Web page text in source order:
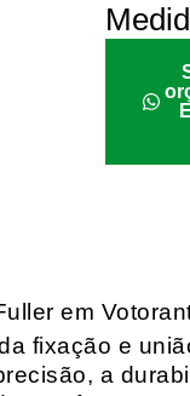
em
fixação e
a